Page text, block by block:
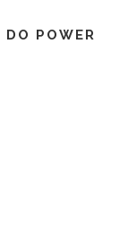
POWER